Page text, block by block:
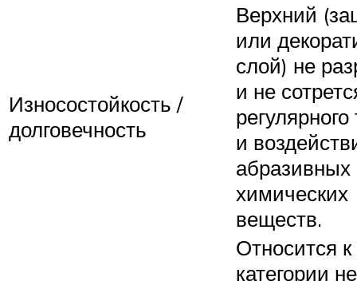
Износостойкость /
долговечность
Верхний
или
слой) не
и не
и
абразивных
химических
веществ.
Относится к
категории